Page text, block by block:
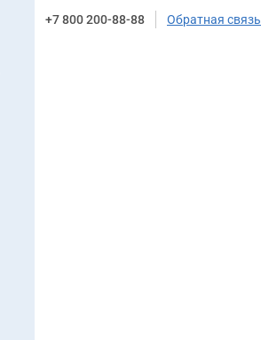
+7 800 200-88-88 Обратная связь